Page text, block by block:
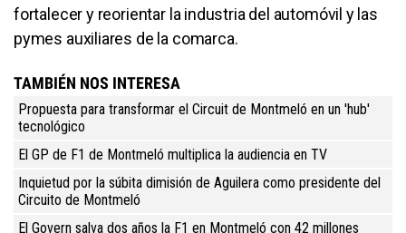
fortalecer y reorientar la industria del automóvil y las
pymes auxiliares de la comarca.
TAMBIÉN NOS INTERESA
Propuesta para transformar el Circuit de Montmeló en un 'hub'
tecnológico
El GP de F1 de Montmeló multiplica la audiencia en TV
Inquietud por la súbita dimisión de Aguilera como presidente del
Circuito de Montmeló
El Govern salva dos años la F1 en Montmeló con 42 millones